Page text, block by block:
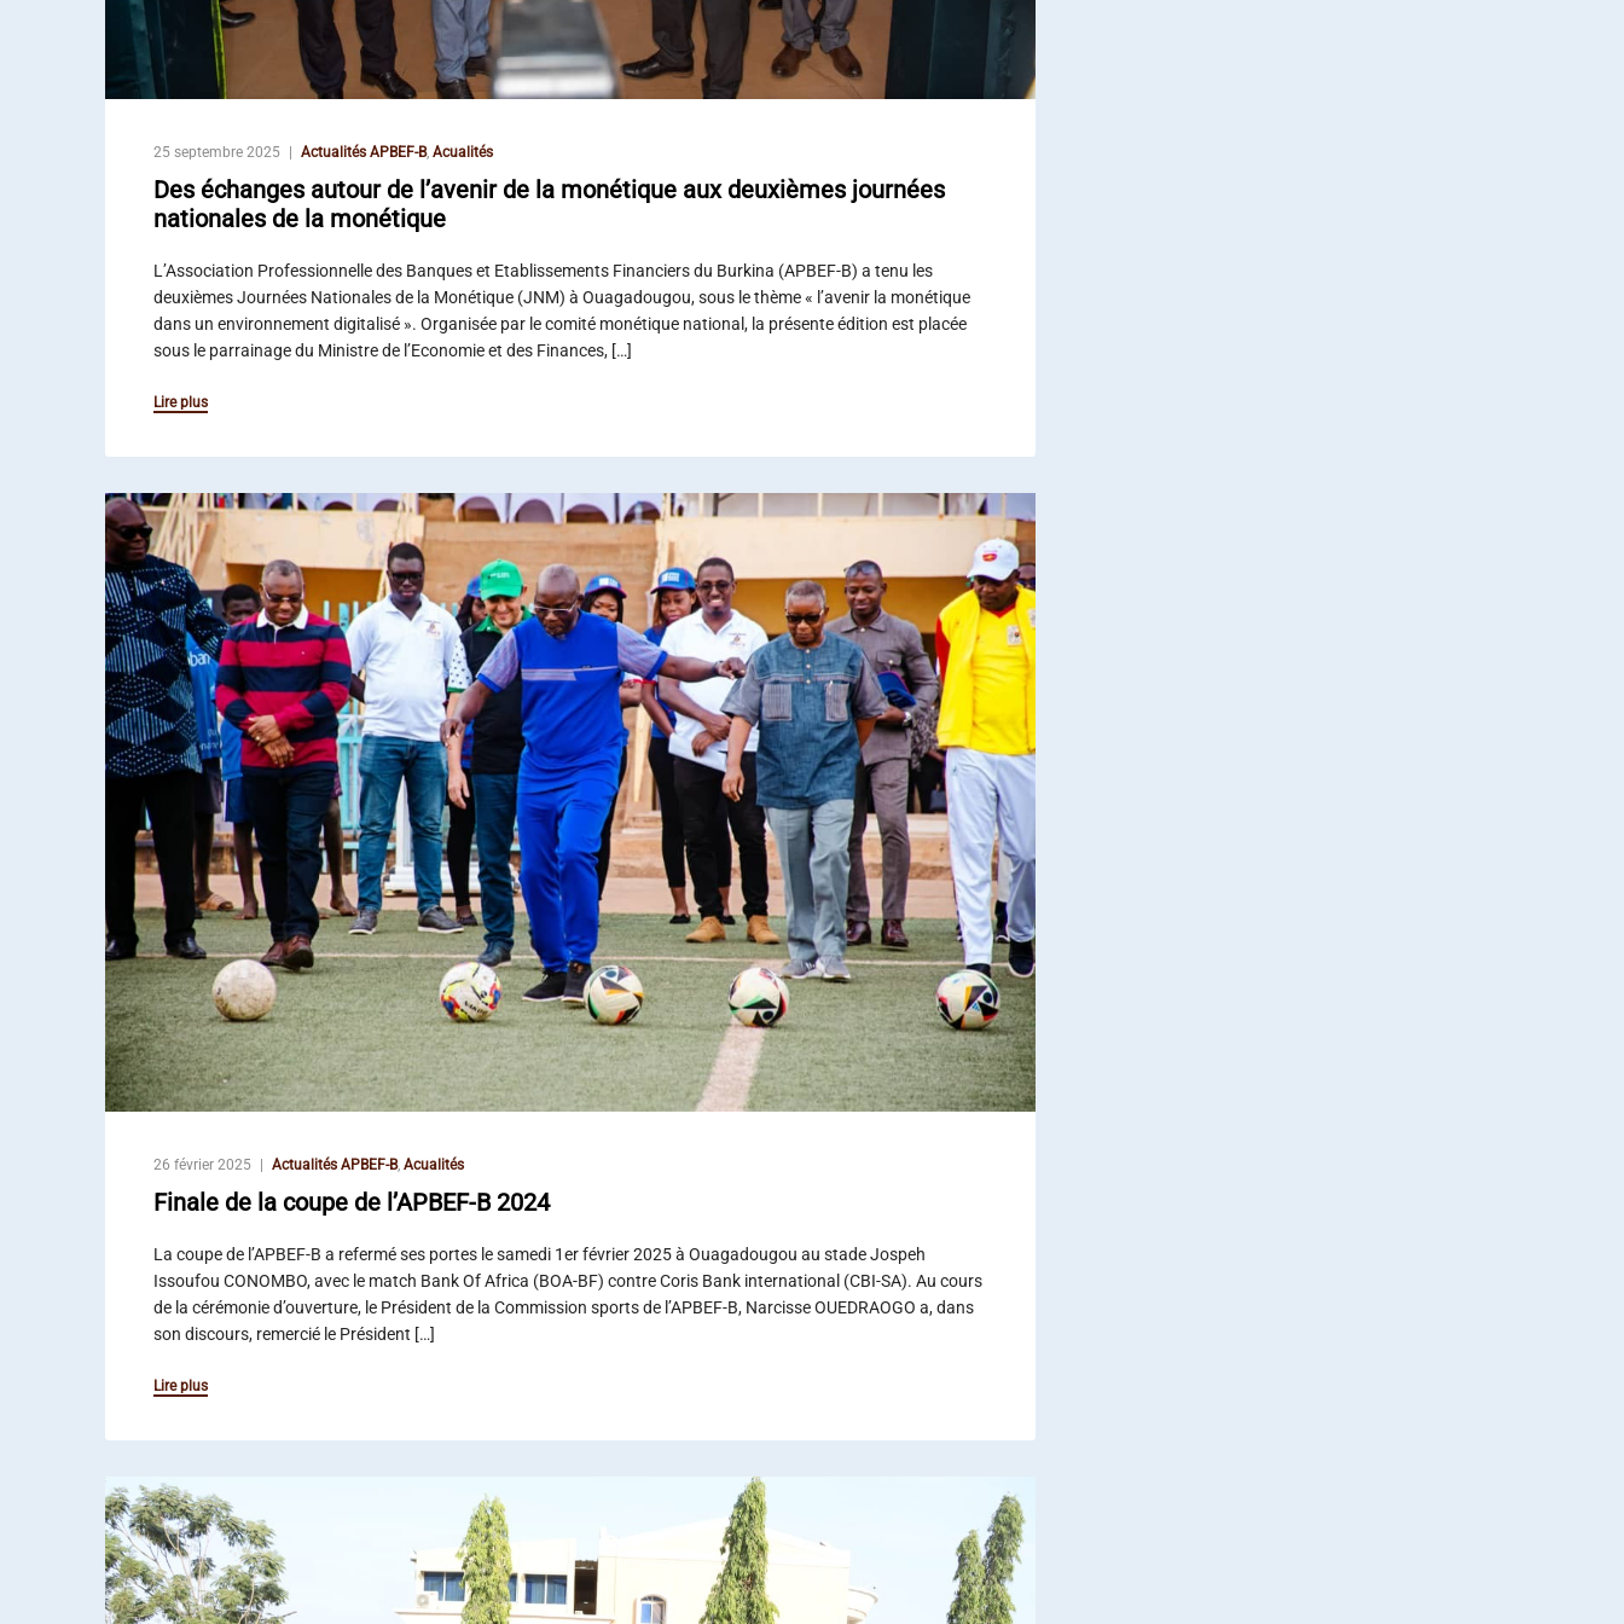
25 septembre 2025 Actualités APBEF-B, Acualités
Des échanges autour de l’avenir de la monétique aux deuxièmes journées
nationales de la monétique
L’Association Professionnelle des Banques et Etablissements Financiers du Burkina (APBEF-B) a tenu les
deuxièmes Journées Nationales de la Monétique (JNM) à Ouagadougou, sous le thème « l’avenir la monétique
dans un environnement digitalisé ». Organisée par le comité monétique national, la présente édition est placée
sous le parrainage du Ministre de l’Economie et des Finances, […]
Lire plus
26 février 2025 Actualités APBEF-B, Acualités
Finale de la coupe de l’APBEF-B 2024
La coupe de l’APBEF-B a refermé ses portes le samedi 1er février 2025 à Ouagadougou au stade Jospeh
Issoufou CONOMBO, avec le match Bank Of Africa (BOA-BF) contre Coris Bank international (CBI-SA). Au cours
de la cérémonie d’ouverture, le Président de la Commission sports de l’APBEF-B, Narcisse OUEDRAOGO a, dans
son discours, remercié le Président […]
Lire plus